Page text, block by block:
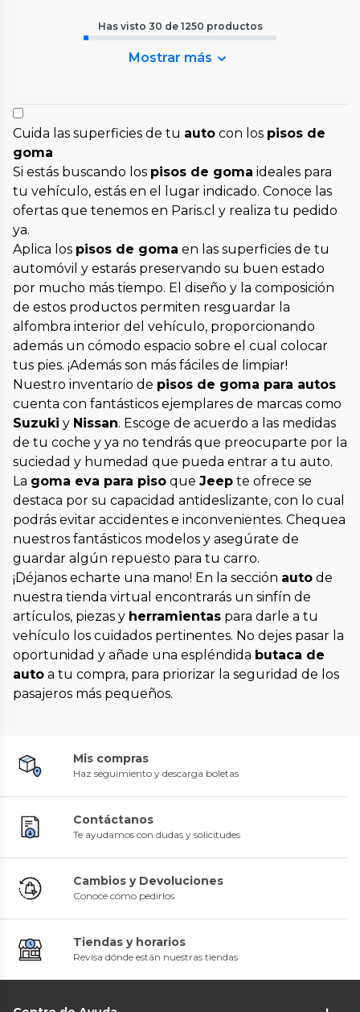
Has visto 30 de 1250 productos
Mostrar más
Cuida las superficies de tu auto con los pisos de
goma
Si estás buscando los pisos de goma ideales para
tu vehículo, estás en el lugar indicado. Conoce las
ofertas que tenemos en Paris.cl y realiza tu pedido
ya.
Aplica los pisos de goma en las superficies de tu
automóvil y estarás preservando su buen estado
por mucho más tiempo. El diseño y la composición
de estos productos permiten resguardar la
alfombra interior del vehículo, proporcionando
además un cómodo espacio sobre el cual colocar
tus pies. ¡Además son más fáciles de limpiar!
Nuestro inventario de pisos de goma para autos
cuenta con fantásticos ejemplares de marcas como
Suzuki y Nissan. Escoge de acuerdo a las medidas
de tu coche y ya no tendrás que preocuparte por la
suciedad y humedad que pueda entrar a tu auto.
La goma eva para piso que Jeep te ofrece se
destaca por su capacidad antideslizante, con lo cual
podrás evitar accidentes e inconvenientes. Chequea
nuestros fantásticos modelos y asegúrate de
guardar algún repuesto para tu carro.
¡Déjanos echarte una mano! En la sección auto de
nuestra tienda virtual encontrarás un sinfín de
artículos, piezas y herramientas para darle a tu
vehículo los cuidados pertinentes. No dejes pasar la
oportunidad y añade una espléndida butaca de
auto a tu compra, para priorizar la seguridad de los
pasajeros más pequeños.
Mis compras
Haz seguimiento y descarga boletas
Contáctanos
Te ayudamos con dudas y solicitudes
Cambios y Devoluciones
Conoce cómo pedirlos
Tiendas y horarios
Revisa dónde están nuestras tiendas